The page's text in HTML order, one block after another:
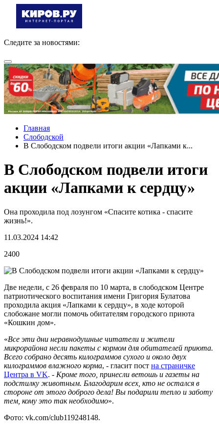
Следите за новостями:
Главная
Слободской
В Слободском подвели итоги акции «Лапками к...
В Слободском подвели итоги
акции «Лапками к сердцу»
Она проходила под лозунгом «Спасите котика - спасите
жизнь!».
11.03.2024 14:42
2400
Две недели, с 26 февраля по 10 марта, в слободском Центре
патриотического воспитания имени Григория Булатова
проходила акция «Лапками к сердцу», в ходе которой
слобожане могли помочь обитателям городского приюта
«Кошкин дом».
«Все эти дни неравнодушные читатели и жители
микрорайона несли пакеты с кормом для обитателей приюта.
Всего собрано десять килограммов сухого и около двух
килограммов влажного корма, - гласит пост на страничке
Центра в VK. - Кроме того, принесли ветошь и газеты на
подстилку животным. Благодарим всех, кто не остался в
стороне от этого доброго дела! Вы подарили тепло и заботу
тем, кому это так необходимо».
Фото: vk.com/club119248148.